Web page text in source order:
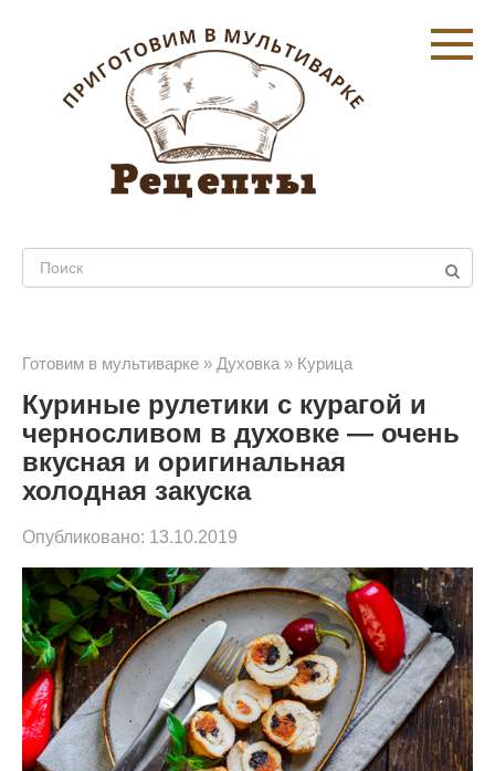
контенту
Поиск:
Готовим в мультиварке » Духовка » Курица
Куриные рулетики с курагой и
черносливом в духовке — очень
вкусная и оригинальная
холодная закуска
Опубликовано: 13.10.2019